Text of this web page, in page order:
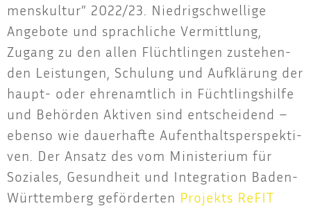
mens­kul­tur” 2022/23. Nied­rig­schwel­li­ge
Ange­bo­te und sprach­li­che Ver­mitt­lung,
Zugang zu den allen Flücht­lin­gen zuste­hen­
den Leis­tun­gen, Schu­lung und Auf­klä­rung der
haupt- oder ehren­amt­lich in Fücht­lings­hil­fe
und Behör­den Akti­ven sind ent­schei­dend –
eben­so wie dau­er­haf­te Auf­ent­halts­per­spek­ti­
ven. Der Ansatz des vom Minis­te­ri­um für
Sozia­les, Gesund­heit und Inte­gra­ti­on Baden-
Würt­tem­berg geför­der­ten Pro­jekts ReFIT